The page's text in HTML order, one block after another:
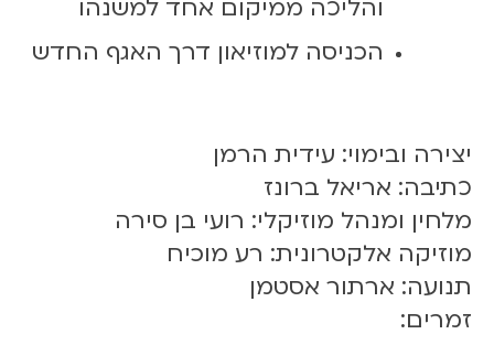
והליכה ממיקום אחד למשנהו
הכניסה למוזיאון דרך האגף החדש
יצירה ובימוי: עידית הרמן
כתיבה: אריאל ברונז
מלחין ומנהל מוזיקלי: רועי בן סירה
מוזיקה אלקטרונית: רע מוכיח
תנועה: ארתור אסטמן
זמרים: